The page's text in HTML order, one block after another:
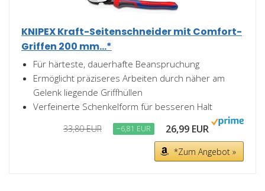
KNIPEX Kraft-Seitenschneider mit Comfort-
Griffen 200 mm...*
Für härteste, dauerhafte Beanspruchung
Ermöglicht präziseres Arbeiten durch näher am
Gelenk liegende Griffhüllen
Verfeinerte Schenkelform für besseren Halt
33,80 EUR −6,81 EUR 26,99 EUR
*Zum Angebot »